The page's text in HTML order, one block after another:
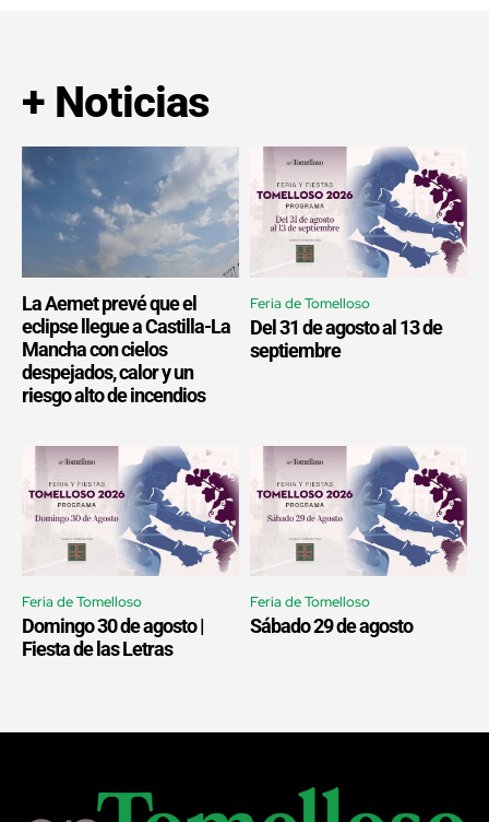
+ Noticias
La Aemet prevé que el
eclipse llegue a Castilla-La
Mancha con cielos
despejados, calor y un
riesgo alto de incendios
Feria de Tomelloso
Del 31 de agosto al 13 de
septiembre
Feria de Tomelloso
Domingo 30 de agosto |
Fiesta de las Letras
Feria de Tomelloso
Sábado 29 de agosto